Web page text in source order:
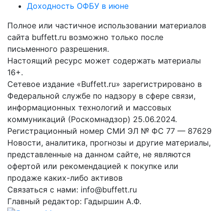
Доходность ОФБУ в июне
Полное или частичное использовании материалов
сайта buffett.ru возможно только после
письменного разрешения.
Настоящий ресурс может содержать материалы
16+.
Сетевое издание «Buffett.ru» зарегистрировано в
Федеральной службе по надзору в сфере связи,
информационных технологий и массовых
коммуникаций (Роскомнадзор) 25.06.2024.
Регистрационный номер СМИ ЭЛ № ФС 77 — 87629
Новости, аналитика, прогнозы и другие материалы,
представленные на данном сайте, не являются
офертой или рекомендацией к покупке или
продаже каких-либо активов
Связаться с нами: info@buffett.ru
Главный редактор: Гадыршин А.Ф.